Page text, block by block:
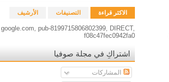
الاكثر قراءة التصنيفات الأرشيف
google.com, pub-8199715806802399, DIRECT,
f08c47fec0942fa0
اشتراكِ في مجلة صوفيا
المشاركات